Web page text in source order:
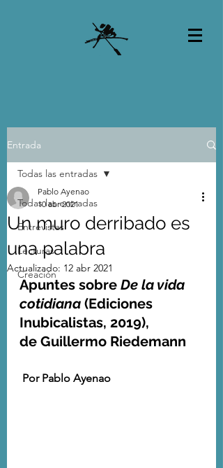
Entrada
Todas las entradas
Entrevistas
Lecturas
Creación
Todas las entradas
Un muro derribado es
una palabra
Pablo Ayenao
10 abr 2021
Actualizado: 12 abr 2021
Apuntes sobre De la vida
cotidiana (Ediciones
Inubicalistas, 2019),
de Guillermo Riedemann
Por Pablo Ayenao